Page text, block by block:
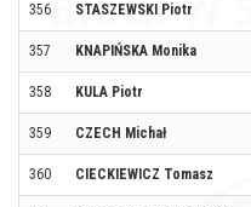
356 STASZEWSKI Piotr
357 KNAPIŃSKA Monika
358 KULA Piotr
359 CZECH Michał
360 CIECKIEWICZ Tomasz